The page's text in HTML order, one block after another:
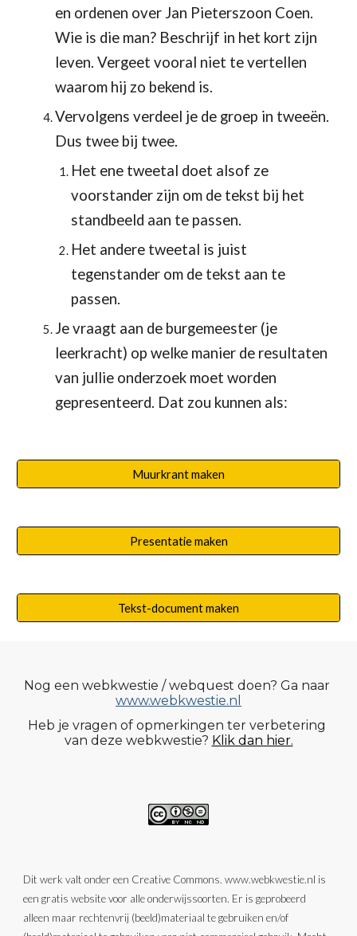
en ordenen over Jan Pieterszoon Coen.
Wie is die man? Beschrijf in het kort zijn
leven. Vergeet vooral niet te vertellen
waarom hij zo bekend is.
Vervolgens verdeel je de groep in tweeën.
Dus twee bij twee.
Het ene tweetal doet alsof ze
voorstander zijn om de tekst bij het
standbeeld aan te passen.
Het andere tweetal is juist
tegenstander om de tekst aan te
passen.
Je vraagt aan de burgemeester (je
leerkracht) op welke manier de resultaten
van jullie onderzoek moet worden
gepresenteerd. Dat zou kunnen als:
Muurkrant maken
Presentatie maken
Tekst-document maken
Nog een webkwestie / webquest doen? Ga naar
www.webkwestie.nl
Heb je vragen of opmerkingen ter verbetering
van deze webkwestie? Klik dan hier.
Dit werk valt onder een Creative Commons. www.webkwestie.nl is
een gratis website voor alle onderwijssoorten. Er is geprobeerd
alleen maar rechtenvrij (beeld)materiaal te gebruiken en/of